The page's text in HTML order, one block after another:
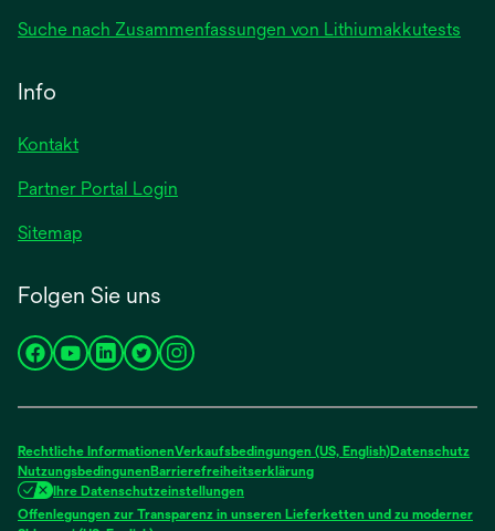
Suche nach Zusammenfassungen von Lithiumakkutests
Info
Kontakt
Partner Portal Login
Sitemap
Folgen Sie uns
wird
neuen
Registerkarte
geöffnet
wird
neuen
Registerkarte
geöffnet
wird
neuen
Registerkarte
geöffnet
wird
neuen
Registerkarte
geöffnet
wird
neuen
Registerkarte
geöffnet
Rechtliche InformationenVerkaufsbedingungen (US, English)Datenschutz
NutzungsbedingunenBarrierefreiheitserklärung
Ihre Datenschutzeinstellungen
Offenlegungen zur Transparenz in unseren Lieferketten und zu moderner